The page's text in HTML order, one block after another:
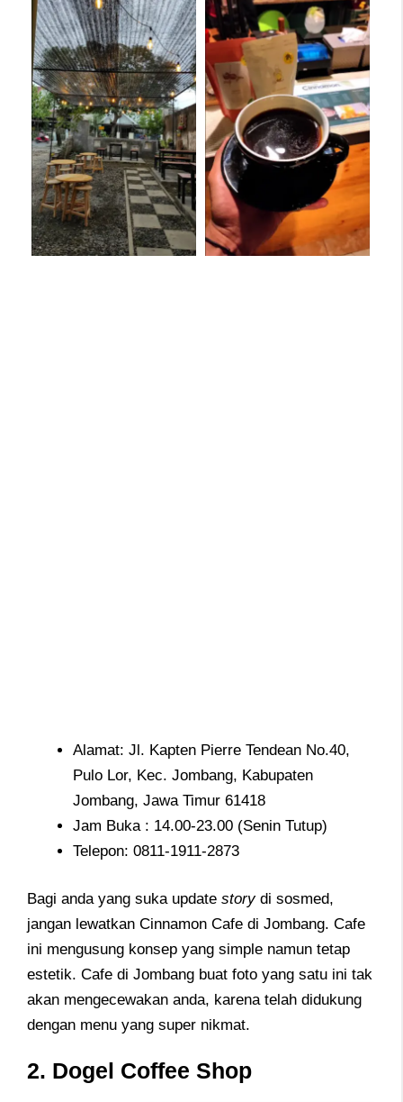
Alamat: Jl. Kapten Pierre Tendean No.40,
Pulo Lor, Kec. Jombang, Kabupaten
Jombang, Jawa Timur 61418
Jam Buka : 14.00-23.00 (Senin Tutup)
Telepon: 0811-1911-2873
Bagi anda yang suka update story di sosmed,
jangan lewatkan Cinnamon Cafe di Jombang. Cafe
ini mengusung konsep yang simple namun tetap
estetik. Cafe di Jombang buat foto yang satu ini tak
akan mengecewakan anda, karena telah didukung
dengan menu yang super nikmat.
2. Dogel Coffee Shop